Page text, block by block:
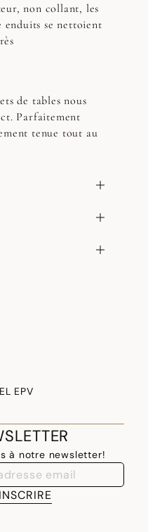
non collant, les
enduits se nettoient
de tables nous
Parfaitement
tenue tout au
EPV
à notre newsletter!